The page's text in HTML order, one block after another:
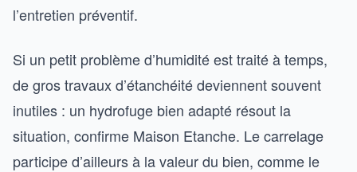
l’entretien préventif.
Si un petit problème d’humidité est traité à temps,
de gros travaux d’étanchéité deviennent souvent
inutiles : un hydrofuge bien adapté résout la
situation, confirme Maison Etanche. Le carrelage
participe d’ailleurs à la valeur du bien, comme le